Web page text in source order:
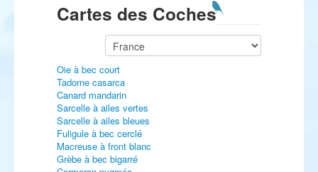
Cartes des Coches
Oie à bec court
Tadorne casarca
Canard mandarin
Sarcelle à ailes vertes
Sarcelle à ailes bleues
Fuligule à bec cerclé
Macreuse à front blanc
Grèbe à bec bigarré